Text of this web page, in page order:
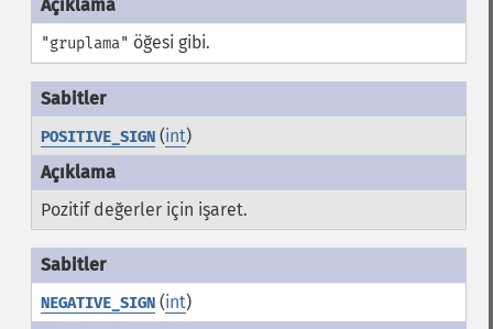
"gruplama" öğesi gibi.
POSITIVE_SIGN(int)
Pozitif değerler için işaret.
NEGATIVE_SIGN(int)